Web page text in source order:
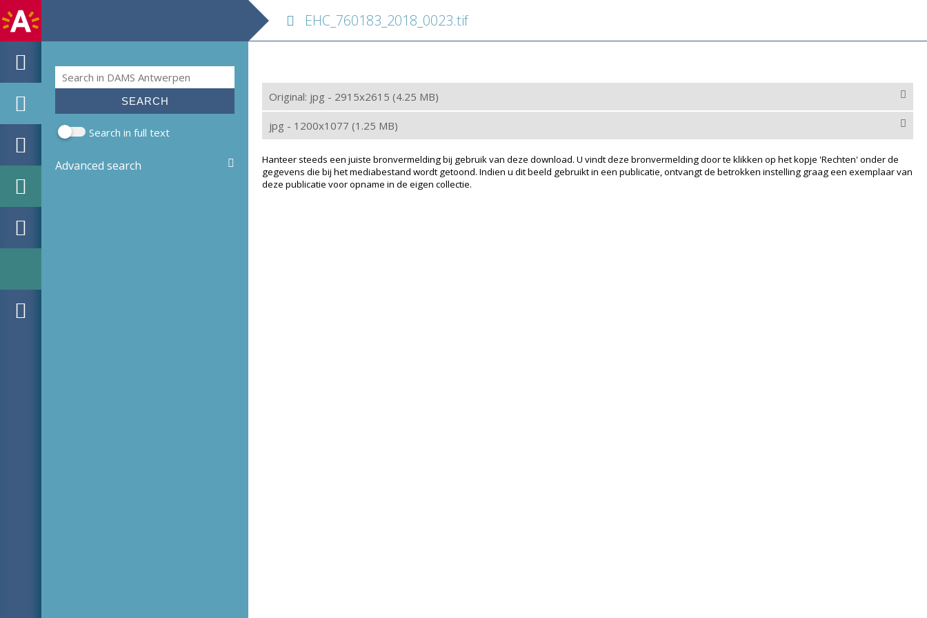
Search form
Search
Search in full text
Advanced search
EHC_760183_2018_0023.tif
Original: jpg - 2915x2615 (4.25 MB)
jpg - 1200x1077 (1.25 MB)
Hanteer steeds een juiste bronvermelding bij gebruik van deze download. U vindt deze bronvermelding door te klikken op het kopje 'Rechten' onder de
gegevens die bij het mediabestand wordt getoond. Indien u dit beeld gebruikt in een publicatie, ontvangt de betrokken instelling graag een exemplaar van
deze publicatie voor opname in de eigen collectie.